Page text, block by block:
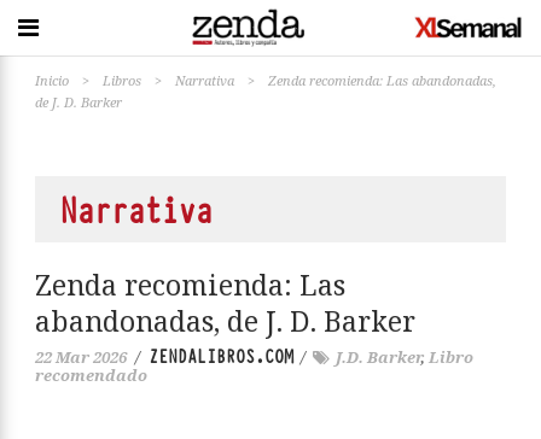
Inicio > Libros > Narrativa >
Zenda recomienda: Las abandonadas,
de J. D. Barker
Narrativa
Zenda recomienda: Las
abandonadas, de J. D. Barker
22 Mar 2026 / ZENDALIBROS.COM/ J.D. Barker, Libro
recomendado